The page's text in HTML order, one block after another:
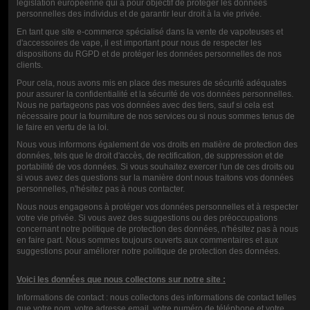
BORDEAUX BAMBOO CURIEUX
E-LIQUID 50 ML
CURIOUS CASSIOPE E-LIQUID 50
ML
E-LÍQUIDO CURIOUS ASTRAL
législation européenne qui a pour objectif de protéger les données
personnelles des individus et de garantir leur droit à la vie privée.
En tant que site e-commerce spécialisé dans la vente de vapoteuses et
d'accessoires de vape, il est important pour nous de respecter les
dispositions du RGPD et de protéger les données personnelles de nos
clients.
Pour cela, nous avons mis en place des mesures de sécurité adéquates
pour assurer la confidentialité et la sécurité de vos données personnelles.
Nous ne partageons pas vos données avec des tiers, sauf si cela est
nécessaire pour la fourniture de nos services ou si nous sommes tenus de
le faire en vertu de la loi.
Nous vous informons également de vos droits en matière de protection des
données, tels que le droit d'accès, de rectification, de suppression et de
portabilité de vos données. Si vous souhaitez exercer l'un de ces droits ou
si vous avez des questions sur la manière dont nous traitons vos données
personnelles, n'hésitez pas à nous contacter.
Nous nous engageons à protéger vos données personnelles et à respecter
votre vie privée. Si vous avez des suggestions ou des préoccupations
concernant notre politique de protection des données, n'hésitez pas à nous
en faire part. Nous sommes toujours ouverts aux commentaires et aux
suggestions pour améliorer notre politique de protection des données.
Voici les données que nous collectons sur notre site :
Informations de contact : nous collectons des informations de contact telles